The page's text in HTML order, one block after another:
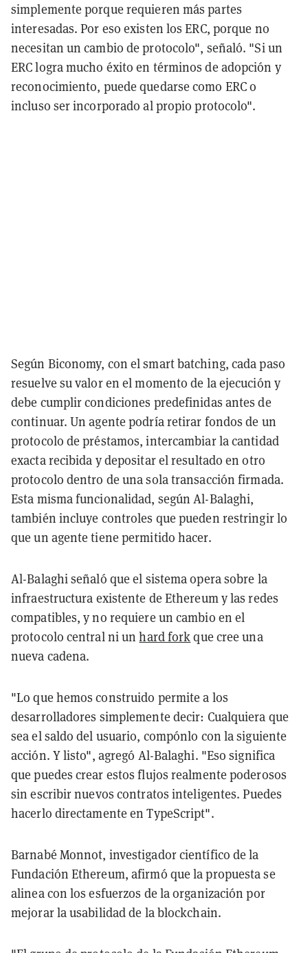
simplemente porque requieren más partes
interesadas. Por eso existen los ERC, porque no
necesitan un cambio de protocolo", señaló. "Si un
ERC logra mucho éxito en términos de adopción y
reconocimiento, puede quedarse como ERC o
incluso ser incorporado al propio protocolo".
Según Biconomy, con el smart batching, cada paso
resuelve su valor en el momento de la ejecución y
debe cumplir condiciones predefinidas antes de
continuar. Un agente podría retirar fondos de un
protocolo de préstamos, intercambiar la cantidad
exacta recibida y depositar el resultado en otro
protocolo dentro de una sola transacción firmada.
Esta misma funcionalidad, según Al-Balaghi,
también incluye controles que pueden restringir lo
que un agente tiene permitido hacer.
Al-Balaghi señaló que el sistema opera sobre la
infraestructura existente de Ethereum y las redes
compatibles, y no requiere un cambio en el
protocolo central ni unhard forkque cree una
nueva cadena.
"Lo que hemos construido permite a los
desarrolladores simplemente decir: Cualquiera que
sea el saldo del usuario, compónlo con la siguiente
acción. Y listo", agregó Al-Balaghi. "Eso significa
que puedes crear estos flujos realmente poderosos
sin escribir nuevos contratos inteligentes. Puedes
hacerlo directamente en TypeScript".
Barnabé Monnot, investigador científico de la
Fundación Ethereum, afirmó que la propuesta se
alinea con los esfuerzos de la organización por
mejorar la usabilidad de la blockchain.